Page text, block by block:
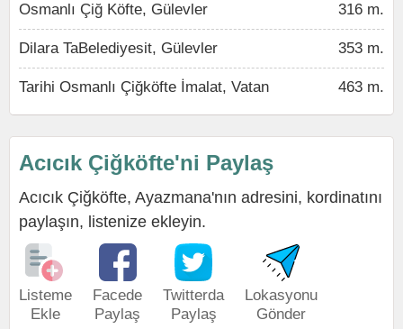
Osmanlı Çiğ Köfte, Gülevler 316 m.
Dilara TaBelediyesit, Gülevler 353 m.
Tarihi Osmanlı Çiğköfte İmalat, Vatan 463 m.
Acıcık Çiğköfte'ni Paylaş
Acıcık Çiğköfte, Ayazmana'nın adresini, kordinatını
paylaşın, listenize ekleyin.
Listeme
Ekle
Facede
Paylaş
Twitterda
Paylaş
Lokasyonu
Gönder